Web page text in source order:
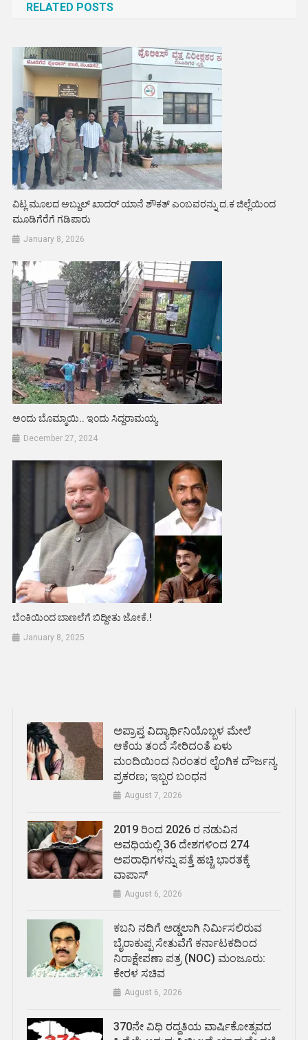
RELATED POSTS
ವಿಟ್ಲ ಮೂಲದ ಅಬ್ದುಲ್ ಖಾದರ್‌ ಯಾನೆ ಶೌಕತ್ ಎಂಬವರನ್ನು ದ.ಕ ಜಿಲ್ಲೆಯಿಂದ
ಮೂಡಿಗೆರೆಗೆ ಗಡಿಪಾರು
January 8, 2026
ಅಂದು ಬೊಮ್ಮಾಯಿ.. ಇಂದು ಸಿದ್ದರಾಮಯ್ಯ
December 27, 2024
ಬೆಂಕಿಯಿಂದ ಬಾಣಲೆಗೆ ಬಿದ್ದೀತು ಜೋಕೆ.!
January 8, 2025
ಅಪ್ರಾಪ್ತ ವಿದ್ಯಾರ್ಥಿನಿಯೊಬ್ಬಳ ಮೇಲೆ
ಆಕೆಯ ತಂದೆ ಸೇರಿದಂತೆ ಏಳು
ಮಂದಿಯಿಂದ ನಿರಂತರ ಲೈಂಗಿಕ ದೌರ್ಜನ್ಯ
ಪ್ರಕರಣ; ಇಬ್ಬರ ಬಂಧನ
August 7, 2026
2019 ರಿಂದ 2026 ರ ನಡುವಿನ
ಅವಧಿಯಲ್ಲಿ 36 ದೇಶಗಳಿಂದ 274
ಅಪರಾಧಿಗಳನ್ನು ಪತ್ತೆ ಹಚ್ಚಿ ಭಾರತಕ್ಕೆ
ವಾಪಾಸ್
August 6, 2026
ಕಬನಿ ನದಿಗೆ ಅಡ್ಡಲಾಗಿ ನಿರ್ಮಿಸಲಿರುವ
ಬೈರಾಕುಪ್ಪ ಸೇತುವೆಗೆ ಕರ್ನಾಟಕದಿಂದ
ನಿರಾಕ್ಷೇಪಣಾ ಪತ್ರ (NOC) ಮಂಜೂರು:
ಕೇರಳ ಸಚಿವ
August 6, 2026
370ನೇ ವಿಧಿ ರದ್ದತಿಯ ವಾರ್ಷಿಕೋತ್ಸವದ